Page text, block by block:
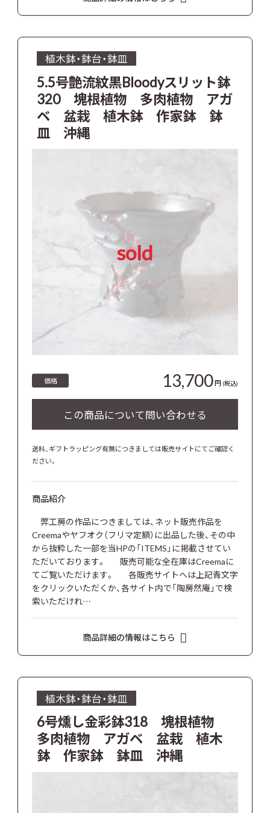
植木鉢・鉢台・鉢皿
5.5号艶流紋黒Bloodyスリット鉢
320 塊根植物 多肉植物 アガ
ベ 盆栽 植木鉢 作家鉢 鉢
皿 沖縄
sold
価格 13,700円 (税込)
送料、ギフトラッピング有無につきましては販売サイトにてご確認く
ださい。
商品紹介
弊工房の作品につきましては、ネット販売作品を
Creemaやヤフオク（フリマ定額）に出品した後、その中
から抜粋した一部を当HPの「ITEMS」に掲載させてい
ただいております。 販売可能な全在庫はCreemaに
てご覧いただけます。 各販売サイトへは上記青文字
をクリックいただくか、各サイト内で「陶房然庵」で検
索いただけれ…
商品詳細の情報はこちら
植木鉢・鉢台・鉢皿
6号燻し金彩鉢318 塊根植物
多肉植物 アガベ 盆栽 植木
鉢 作家鉢 鉢皿 沖縄